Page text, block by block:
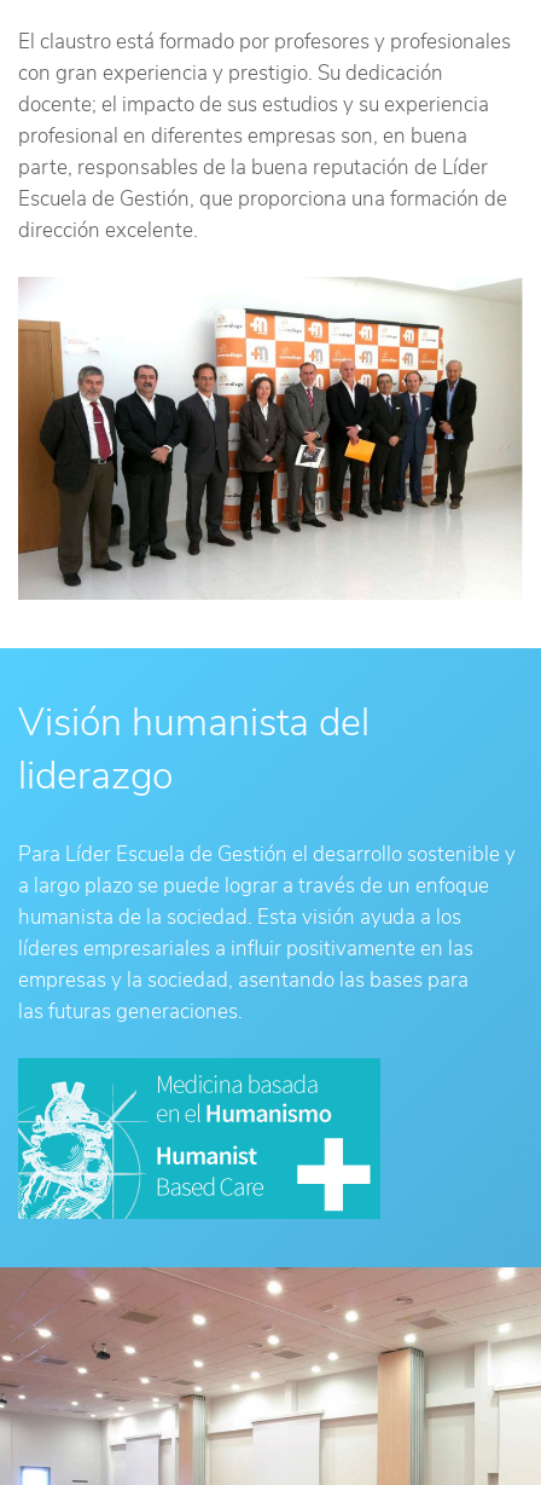
El claustro está formado por profesores y profesionales
con gran experiencia y prestigio. Su dedicación
docente; el impacto de sus estudios y su experiencia
profesional en diferentes empresas son, en buena
parte, responsables de la buena reputación de Líder
Escuela de Gestión, que proporciona una formación de
dirección excelente.
Visión humanista del
liderazgo
Para Líder Escuela de Gestión el desarrollo sostenible y
a largo plazo se puede lograr a través de un enfoque
humanista de la sociedad. Esta visión ayuda a los
líderes empresariales a influir positivamente en las
empresas y la sociedad, asentando las bases para
las futuras generaciones.